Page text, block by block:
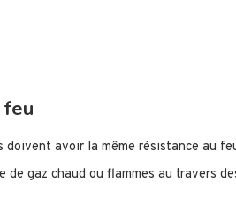
feu
doivent avoir la même résistance au
de gaz chaud ou flammes au travers